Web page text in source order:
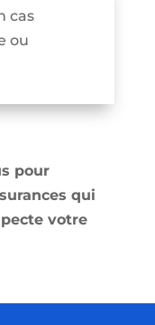
cas
ou
pour
qui
votre